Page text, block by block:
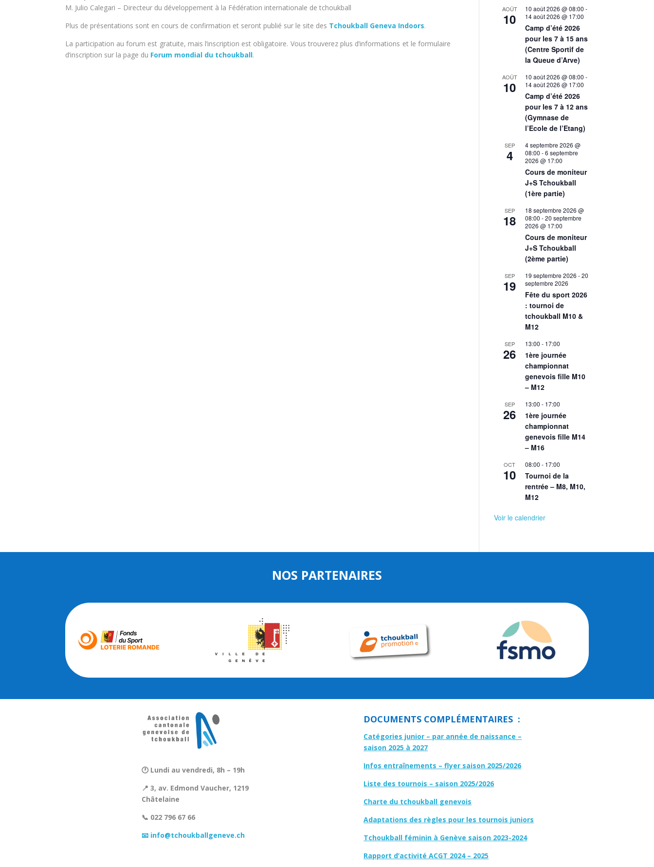
M. Julio Calegari – Directeur du développement à la Fédération internationale de tchoukball
Plus de présentations sont en cours de confirmation et seront publié sur le site des Tchoukball Geneva Indoors.
La participation au forum est gratuite, mais l’inscription est obligatoire. Vous trouverez plus d’informations et le formulaire
d’inscription sur la page du Forum mondial du tchoukball.
AOÛT
10
10 août 2026 @ 08:00 -
14 août 2026 @ 17:00
Camp d’été 2026
pour les 7 à 15 ans
(Centre Sportif de
la Queue d’Arve)
AOÛT
10
10 août 2026 @ 08:00 -
14 août 2026 @ 17:00
Camp d’été 2026
pour les 7 à 12 ans
(Gymnase de
l’Ecole de l’Etang)
SEP
4
4 septembre 2026 @
08:00 -6 septembre
2026 @ 17:00
Cours de moniteur
J+S Tchoukball
(1ère partie)
SEP
18
18 septembre 2026 @
08:00 -20 septembre
2026 @ 17:00
Cours de moniteur
J+S Tchoukball
(2ème partie)
SEP
19
19 septembre 2026 -20
septembre 2026
Fête du sport 2026
: tournoi de
tchoukball M10 &
M12
SEP
26
13:00 - 17:00
1ère journée
championnat
genevois fille M10
– M12
SEP
26
13:00 - 17:00
1ère journée
championnat
genevois fille M14
– M16
OCT
10
08:00 - 17:00
Tournoi de la
rentrée – M8, M10,
M12
Voir le calendrier
NOS PARTENAIRES
🕐 Lundi au vendredi, 8h – 19h
📍 3, av. Edmond Vaucher, 1219
Châtelaine
📞 022 796 67 66
📧 info@tchoukballgeneve.ch
DOCUMENTS COMPLÉMENTAIRES :
Catégories junior – par année de naissance –
saison 2025 à 2027
Infos entraînements – flyer saison 2025/2026
Liste des tournois – saison 2025/2026
Charte du tchoukball genevois
Adaptations des règles pour les tournois juniors
Tchoukball féminin à Genève saison 2023-2024
Rapport d’activité ACGT 2024 – 2025